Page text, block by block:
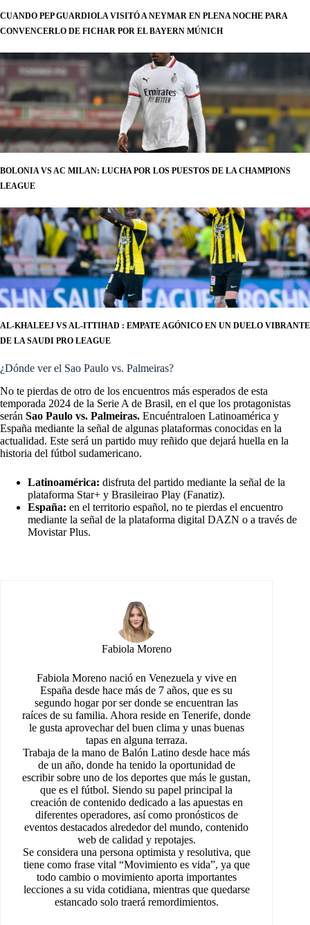
CUANDO PEP GUARDIOLA VISITÓ A NEYMAR EN PLENA NOCHE PARA
CONVENCERLO DE FICHAR POR EL BAYERN MÚNICH
BOLONIA VS AC MILAN: LUCHA POR LOS PUESTOS DE LA CHAMPIONS
LEAGUE
AL-KHALEEJ VS AL-ITTIHAD : EMPATE AGÓNICO EN UN DUELO VIBRANTE
DE LA SAUDI PRO LEAGUE
¿Dónde ver el Sao Paulo vs. Palmeiras?
No te pierdas de otro de los encuentros más esperados de esta
temporada 2024 de la Serie A de Brasil, en el que los protagonistas
serán Sao Paulo vs. Palmeiras. Encuéntraloen Latinoamérica y
España mediante la señal de algunas plataformas conocidas en la
actualidad. Este será un partido muy reñido que dejará huella en la
historia del fútbol sudamericano.
Latinoamérica: disfruta del partido mediante la señal de la
plataforma Star+ y Brasileirao Play (Fanatiz).
España: en el territorio español, no te pierdas el encuentro
mediante la señal de la plataforma digital DAZN o a través de
Movistar Plus.
Fabiola Moreno
Fabiola Moreno nació en Venezuela y vive en
España desde hace más de 7 años, que es su
segundo hogar por ser donde se encuentran las
raíces de su familia. Ahora reside en Tenerife, donde
le gusta aprovechar del buen clima y unas buenas
tapas en alguna terraza.
Trabaja de la mano de Balón Latino desde hace más
de un año, donde ha tenido la oportunidad de
escribir sobre uno de los deportes que más le gustan,
que es el fútbol. Siendo su papel principal la
creación de contenido dedicado a las apuestas en
diferentes operadores, así como pronósticos de
eventos destacados alrededor del mundo, contenido
web de calidad y repotajes.
Se considera una persona optimista y resolutiva, que
tiene como frase vital “Movimiento es vida”, ya que
todo cambio o movimiento aporta importantes
lecciones a su vida cotidiana, mientras que quedarse
estancado solo traerá remordimientos.